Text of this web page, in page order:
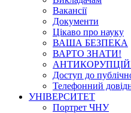
Вакансії
Документи
Цікаво про науку
ВАША БЕЗПЕКА
ВАРТО ЗНАТИ!
Доступ до
Телефонний
УНІВЕРСИТЕТ
Портрет ЧНУ